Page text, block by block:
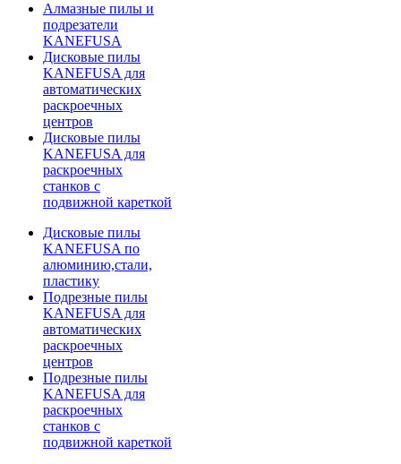
Алмазные пилы и
подрезатели
KANEFUSA
Дисковые пилы
KANEFUSA для
автоматических
раскроечных
центров
Дисковые пилы
KANEFUSA для
раскроечных
станков с
подвижной кареткой
Дисковые пилы
KANEFUSA по
алюминию,стали,
пластику
Подрезные пилы
KANEFUSA для
автоматических
раскроечных
центров
Подрезные пилы
KANEFUSA для
раскроечных
станков с
подвижной кареткой